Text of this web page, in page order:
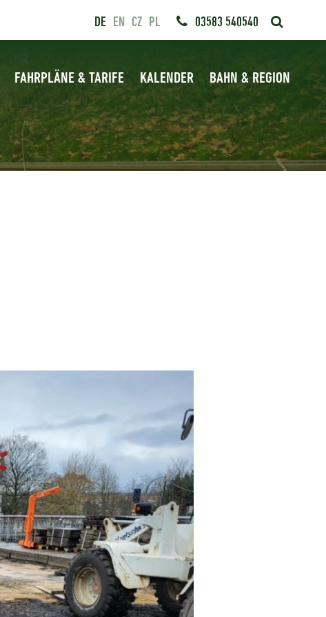
DE EN CZ PL 03583 540540
FAHRPLÄNE & TARIFE KALENDER BAHN & REGION